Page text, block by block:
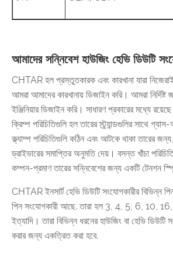
আমাদের সন্নিবেশ হাউজিং হেভি ডিউটি
CHTAR হল প্রস্তুতকারক এবং কারখানা যারা
আমরা আমাদের কারখানায় ডিজাইন করি। আমরা নির্দিষ্ট
ইঞ্জিনিয়ার ডিজাইন করি। সাধারণ প্রকারের মধ্যে
ক্রিম্প পরিচিতিগুলি হল তারের স্ট্র্যান্ডগুলির সাথে
ক্ল্যাম্প পরিচিতিগুলি কঠিন এবং আটকে থাকা তারের
ড্রাইভারের সমাপ্তির অনুমতি দেয়। বসন্ত খাঁচা
কম্পন-প্রমাণ তারের সন্নিবেশের জন্য একটি টেনশন
CHTAR ইনসার্ট হেভি ডিউটি ​​সংযোগকারীর বিভিন্ন
পিন সংযোগকারী আছে. তারা হল 3, 4, 5, 6, 10,
ইত্যাদি। তারা বিভিন্ন ধরনের হাউজিং বা হেভি ডিউটি
করার জন্য একত্রিত করা হবে.